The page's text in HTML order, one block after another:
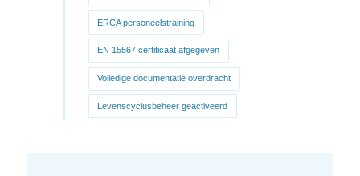
ERCA personeelstraining
EN 15567 certificaat afgegeven
Volledige documentatie overdracht
Levenscyclusbeheer geactiveerd